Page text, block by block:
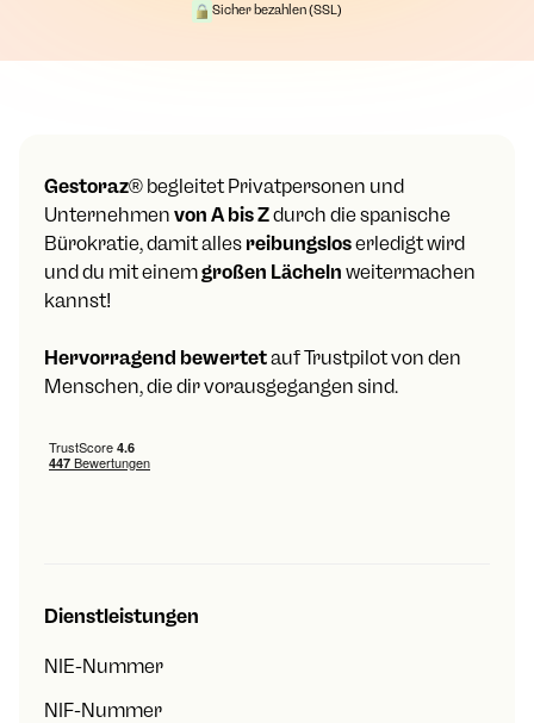
Sicher bezahlen (SSL)
Gestoraz® begleitet Privatpersonen und
Unternehmen von A bis Zdurch die spanische
Bürokratie, damit alles reibungsloserledigt wird
und du mit einemgroßen Lächeln weitermachen
kannst!
Hervorragend bewertetauf Trustpilot von den
Menschen, die dir vorausgegangen sind.
Dienstleistungen
NIE-Nummer
NIF-Nummer